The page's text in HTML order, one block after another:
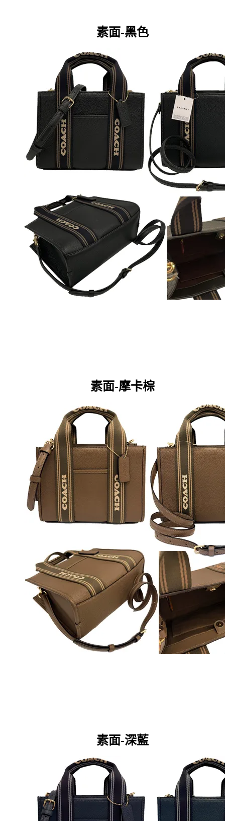
素面-黑色
素面-摩卡棕
素面-深藍